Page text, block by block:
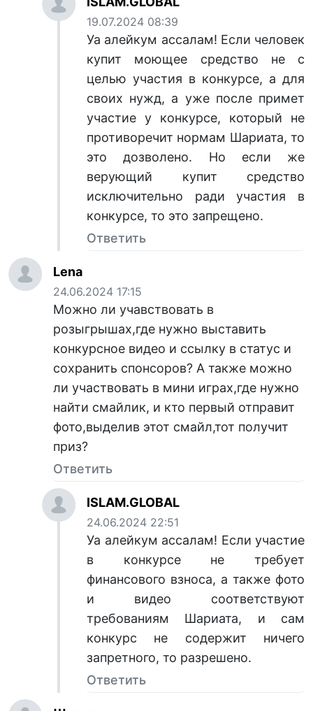
19.07.2024 08:39
Уа алейкум ассалам! Если человек
купит моющее средство не с
целью участия в конкурсе, а для
своих нужд, а уже после примет
участие у конкурсе, который не
противоречит нормам Шариата, то
это дозволено. Но если же
верующий купит средство
исключительно ради участия в
конкурсе, то это запрещено.
Ответить
Lena
24.06.2024 17:15
Можно ли учавствовать в
розыгрышах,где нужно выставить
конкурсное видео и ссылку в статус и
сохранить спонсоров? А также можно
ли участвовать в мини играх,где нужно
найти смайлик, и кто первый отправит
фото,выделив этот смайл,тот получит
приз?
Ответить
ISLAM.GLOBAL
24.06.2024 22:51
Уа алейкум ассалам! Если участие
в конкурсе не требует
финансового взноса, а также фото
и видео соответствуют
требованиям Шариата, и сам
конкурс не содержит ничего
запретного, то разрешено.
Ответить